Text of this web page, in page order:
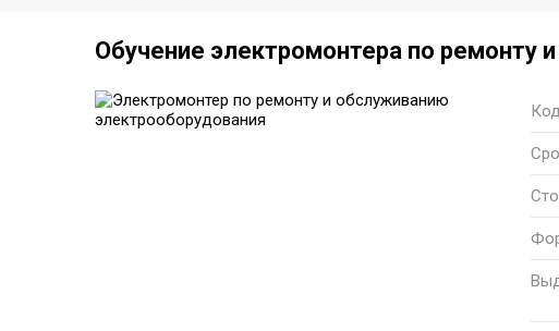
Обучение электромонтера по ремонту